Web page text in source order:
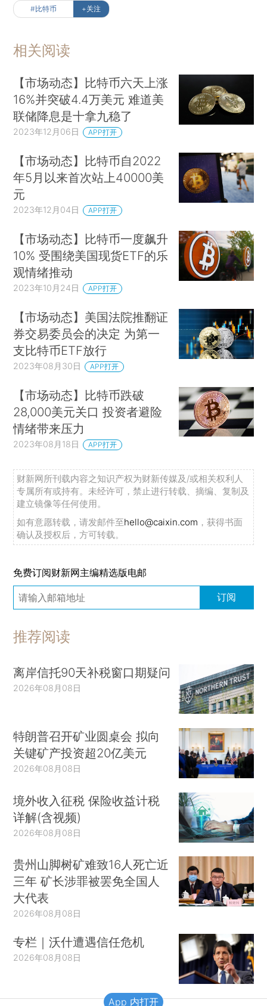
#比特币 +关注
相关阅读
【市场动态】比特币六天上涨
16%并突破4.4万美元 难道美
联储降息是十拿九稳了
2023年12月06日 APP打开
【市场动态】比特币自2022
年5月以来首次站上40000美
元
2023年12月04日 APP打开
【市场动态】比特币一度飙升
10% 受围绕美国现货ETF的乐
观情绪推动
2023年10月24日 APP打开
【市场动态】美国法院推翻证
券交易委员会的决定 为第一
支比特币ETF放行
2023年08月30日 APP打开
【市场动态】比特币跌破
28,000美元关口 投资者避险
情绪带来压力
2023年08月18日 APP打开
财新网所刊载内容之知识产权为财新传媒及/或相关权利人
专属所有或持有。未经许可，禁止进行转载、摘编、复制及
建立镜像等任何使用。
如有意愿转载，请发邮件至hello@caixin.com ，获得书面
确认及授权后，方可转载。
免费订阅财新网主编精选版电邮
订阅
推荐阅读
离岸信托90天补税窗口期疑问
2026年08月08日
特朗普召开矿业圆桌会 拟向
关键矿产投资超20亿美元
2026年08月08日
境外收入征税 保险收益计税
详解(含视频)
2026年08月08日
贵州山脚树矿难致16人死亡近
三年 矿长涉罪被罢免全国人
大代表
2026年08月08日
专栏｜沃什遭遇信任危机
2026年08月08日
App 内打开